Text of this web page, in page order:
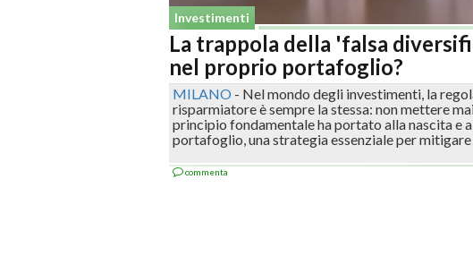
Investimenti
La trappola della 'falsa
nel proprio portafoglio?
MILANO - Nel mondo degli investimenti, la
risparmiatore è sempre la stessa: non mettere
principio fondamentale ha portato alla nascita e
portafoglio, una strategia essenziale per
commenta